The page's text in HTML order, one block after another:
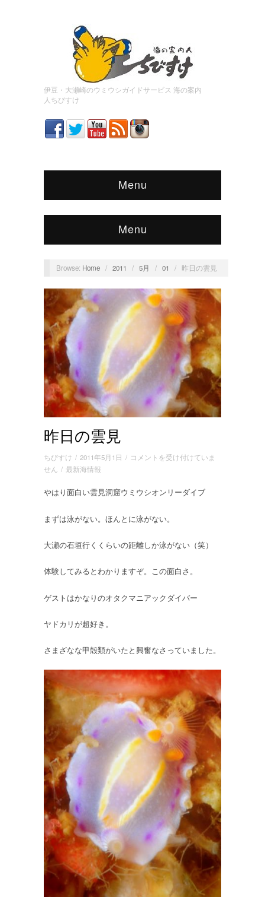
伊豆・大瀬崎のウミウシガイドサービス 海の案内
人ちびすけ
Menu
Menu
Browse: Home / 2011 / 5月 / 01 / 昨日の雲見
昨日の雲見
ちびすけ / 2011年5月1日 / 昨
雲
は
コメントを受け付けていま
せん / 最新海情報
やはり面白い雲見洞窟ウミウシオンリーダイブ
まずは泳がない。ほんとに泳がない。
大瀬の石垣行くくらいの距離しか泳がない（笑）
体験してみるとわかりますぞ。この面白さ。
ゲストはかなりのオタクマニアックダイバー
ヤドカリが超好き。
さまざなな甲殻類がいたと興奮なさっていました。